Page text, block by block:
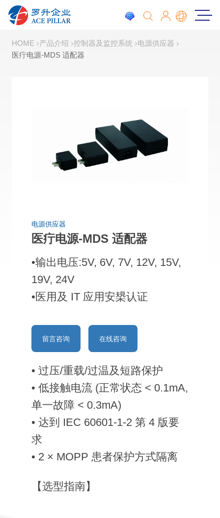
HOME 产品介绍 控制器及监控系统
电源供应器
医疔电源-MDS 适配器
电源供应器
医疔电源-MDS 适配器
•输出电压:5V, 6V, 7V, 12V, 15V,
19V, 24V
•医用及 IT 应用安槼认证
留言咨询 在线咨询
• 过压/重载/过温及短路保护
• 低接触电流 (正常状态 < 0.1mA,
单一故障 < 0.3mA)
• 达到 IEC 60601-1-2 第 4 版要
求
• 2 × MOPP 患者保护方式隔离
【选型指南】